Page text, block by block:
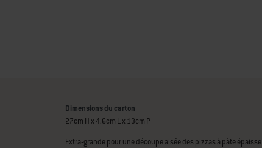
Dimensions du carton
27cm H x 4.6cm L x 13cm P
Extra-grande pour une découpe aisée des pizzas à pâte épaisse